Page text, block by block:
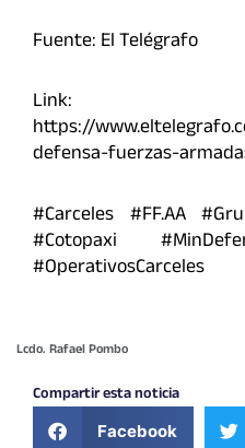
Fuente: El Telégrafo
Link:
https://
defensa-fuerzas-
#Carceles #FF.AA
#Cotopaxi
#OperativosCarceles
Lcdo. Rafael Pombo
Compartir esta noticia
Facebook